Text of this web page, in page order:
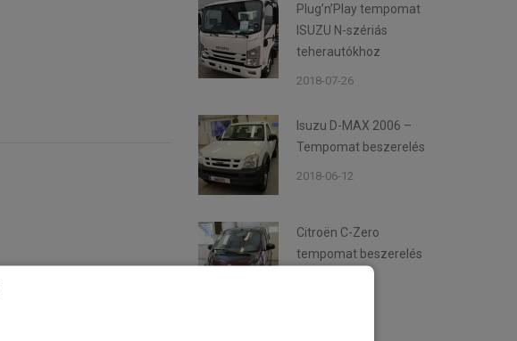
Plug’n’Play tempomat
ISUZU N-szériás
teherautókhoz
2018-07-26
Isuzu D-MAX 2006 –
Tempomat beszerelés
2018-06-12
Citroën C-Zero
tempomat beszerelés